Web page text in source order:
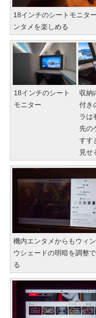
18インチのシートモニタ
ンタメを楽しめる
18インチのシート
モニター
収納
付き
ラは
先の
すす
見せ
機内エンタメからもウィ
ウシェードの明暗を調整で
る